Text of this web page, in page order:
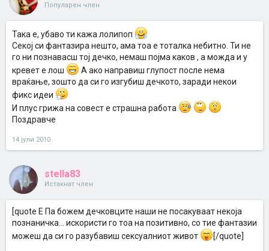
Популарен член
Така е, убаво ти кажа лолипоп
Секој си фантазира нешто, ама тоа е тоталка небитно. Ти не
го ни познавасш тој дечко, немаш појма каков , а можда и у
кревет е лош
А ако направиш глупост после нема
враќање, зошто да си го изгубиш дечкото, заради некои
фикс идеи
И плус грижа на совест е страшна работа
Поздравче
14 јули 2010
stella83
Истакнат член
[quote Е Па божем дечковците наши не посакуваат некоја
познаничка... искористи го тоа на позитивно, со тие фантазии
можеш да си го разубавиш сексуалниот живот
[/quote]